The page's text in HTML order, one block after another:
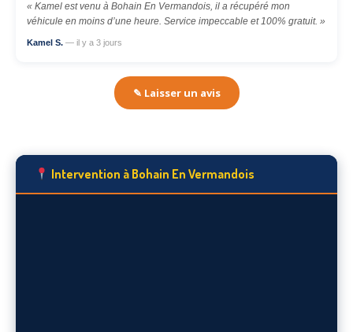
« Kamel est venu à Bohain En Vermandois, il a récupéré mon
véhicule en moins d’une heure. Service impeccable et 100% gratuit. »
Kamel S. — il y a 3 jours
✎ Laisser un avis
Intervention à Bohain En Vermandois